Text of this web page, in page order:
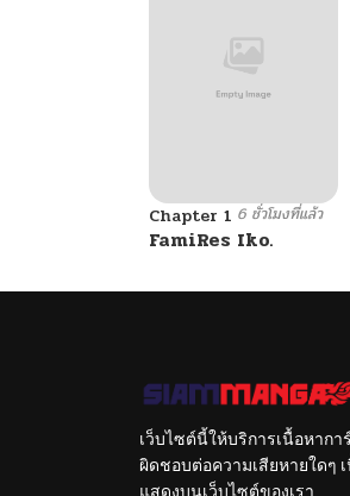
Chapter 1 6 ชั่วโมงที่แล้ว
FamiRes Iko.
เว็บไซต์นี้ให้บริการเนื้อหาก
ผิดชอบต่อความเสียหายใดๆ
แสดงบนเว็บไซต์ของเรา